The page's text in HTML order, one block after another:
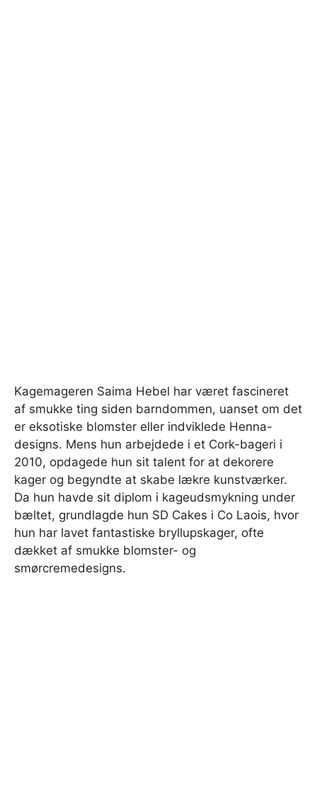
Kagemageren Saima Hebel har været fascineret
af smukke ting siden barndommen, uanset om det
er eksotiske blomster eller indviklede Henna-
designs. Mens hun arbejdede i et Cork-bageri i
2010, opdagede hun sit talent for at dekorere
kager og begyndte at skabe lækre kunstværker.
Da hun havde sit diplom i kageudsmykning under
bæltet, grundlagde hun SD Cakes i Co Laois, hvor
hun har lavet fantastiske bryllupskager, ofte
dækket af smukke blomster- og
smørcremedesigns.